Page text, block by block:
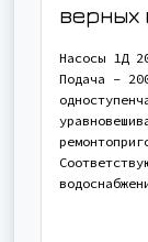
верных
Насосы 1Д
Подача -